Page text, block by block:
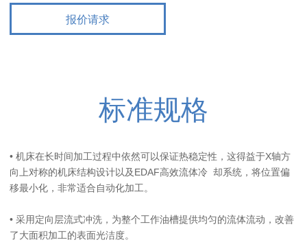
报价请求
标准规格
• 机床在长时间加工过程中依然可以保证热稳定性，这得益于X轴方
向上对称的机床结构设计以及EDAF高效流体冷 却系统，将位置偏
移最小化，非常适合自动化加工。
• 采用定向层流式冲洗，为整个工作油槽提供均匀的流体流动，改善
了大面积加工的表面光洁度。